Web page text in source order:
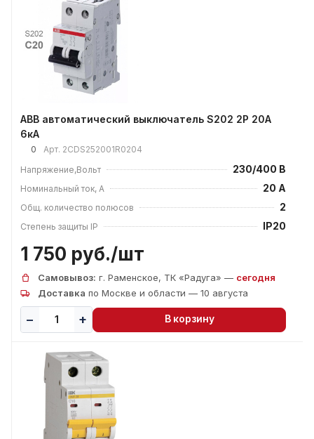
ABB автоматический выключатель S202 2P 20А
6кА
0 Арт. 2CDS252001R0204
Напряжение,Вольт
230/400 В
Номинальный ток, А 20 А
Общ. количество полюсов 2
Степень защиты IP IP20
1 750 руб./шт
Самовывоз: г. Раменское, ТК «Радуга» — сегодня
Доставка по Москве и области — 10 августа
В корзину